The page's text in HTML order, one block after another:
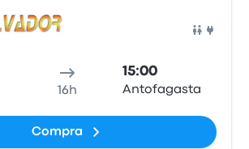
16h
15:00
Antofagasta
Compra